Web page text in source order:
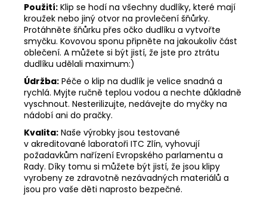
Použití: Klip se hodí na všechny dudlíky, které mají
kroužek nebo jiný otvor na provlečení šňůrky.
Protáhněte šňůrku přes očko dudlíku a vytvořte
smyčku. Kovovou sponu připněte na jakoukoliv část
oblečení. A můžete si být jistí, že jste pro ztrátu
dudlíku udělali maximum:)
Údržba: Péče o klip na dudlík je velice snadná a
rychlá. Myjte ručně teplou vodou a nechte důkladně
vyschnout. Nesterilizujte, nedávejte do myčky na
nádobí ani do pračky.
Kvalita: Naše výrobky jsou testované
v akreditované laboratoři ITC Zlín, vyhovují
požadavkům nařízení Evropského parlamentu a
Rady. Díky tomu si můžete být jistí, že jsou klipy
vyrobeny ze zdravotně nezávadných materiálů a
jsou pro vaše děti naprosto bezpečné.